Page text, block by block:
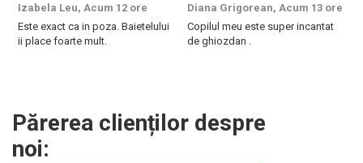
Izabela Leu, Acum 12 ore
Este exact ca in poza. Baietelului
ii place foarte mult.
Diana Grigorean, Acum 13 ore
Copilul meu este super incantat
de ghiozdan .
Părerea clienților despre
noi: